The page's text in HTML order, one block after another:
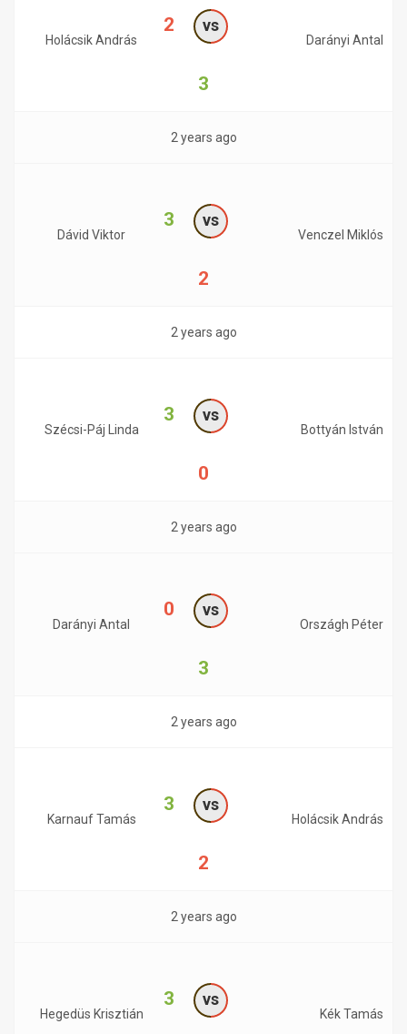
Holácsik András
2 vs
3
Darányi Antal
2 years ago
Dávid Viktor
3 vs
2
Venczel Miklós
2 years ago
Szécsi-Páj Linda
3 vs
0
Bottyán István
2 years ago
Darányi Antal
0 vs
3
Országh Péter
2 years ago
Karnauf Tamás
3 vs
2
Holácsik András
2 years ago
Hegedüs Krisztián
3 vs
Kék Tamás